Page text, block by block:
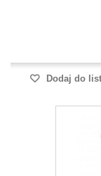
Dodaj do